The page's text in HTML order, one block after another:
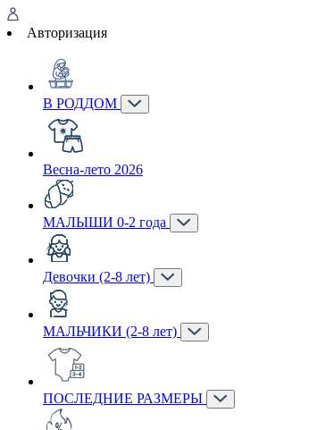
Авторизация
В РОДДОМ
Весна-лето 2026
МАЛЫШИ 0-2 года
Девочки (2-8 лет)
МАЛЬЧИКИ (2-8 лет)
ПОСЛЕДНИЕ РАЗМЕРЫ